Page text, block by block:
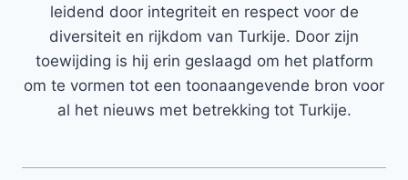
leidend door integriteit en respect voor de
diversiteit en rijkdom van Turkije. Door zijn
toewijding is hij erin geslaagd om het platform
om te vormen tot een toonaangevende bron voor
al het nieuws met betrekking tot Turkije.